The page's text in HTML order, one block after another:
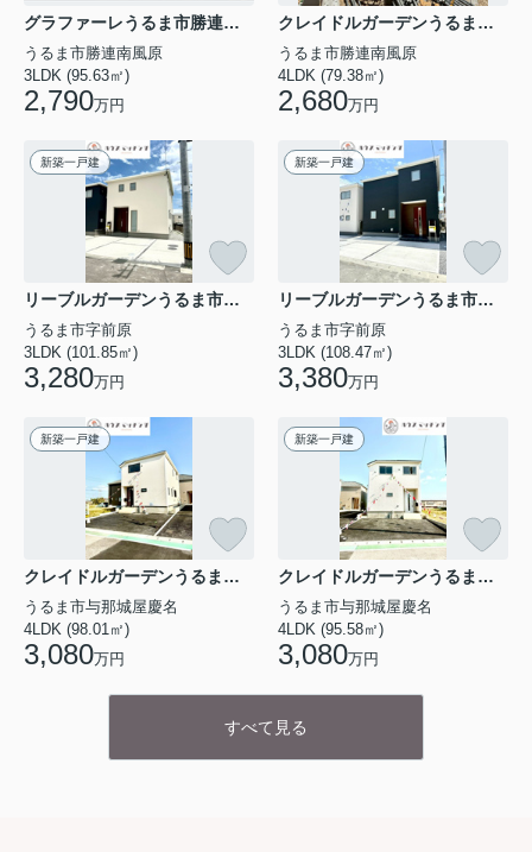
【専任物件】なので室内の詳細や周辺環境な
ど、掲載しきれない情報もご案内できます♪
気になる方はお気軽にお問合せください‼
＼ハウスマッチングOKINAWAご成約でアクセントクロ
スが一面無料♪／
お客様のご要望に応じて壁紙変更サービスを独自に提供し
ています！
一面でお部屋の印象を変えるアクセントクロスで、自分好
みや個性にあったインテリアを楽しんでみませんか？
住まい作りのために柔軟に対応いたします。
▶▶▶
壁紙変更サービスのご提案動画はこちらをクリ
ック
◀◀◀
新築一戸建ての購入なら
弊社にお任せください！
【無料】今すぐ相談する ＞
グラファーレうるま市勝連南風原4期・限定１棟
うるま市勝連南風原
3LDK (95.63㎡)
2,790万円
クレイドルガーデンうるま市勝連南風原 第６・２号棟
うるま市勝連南風原
4LDK (79.38㎡)
2,680万円
新築一戸建
リーブルガーデンうるま市前原・６号棟
うるま市字前原
3LDK (101.85㎡)
3,280万円
新築一戸建
リーブルガーデンうるま市前原・２号棟
うるま市字前原
3LDK (108.47㎡)
3,380万円
新築一戸建
クレイドルガーデンうるま市与那城屋慶名 第６・４号棟
うるま市与那城屋慶名
4LDK (98.01㎡)
3,080万円
新築一戸建
クレイドルガーデンうるま市与那城屋慶名 第６・１号棟
うるま市与那城屋慶名
4LDK (95.58㎡)
3,080万円
すべて見る